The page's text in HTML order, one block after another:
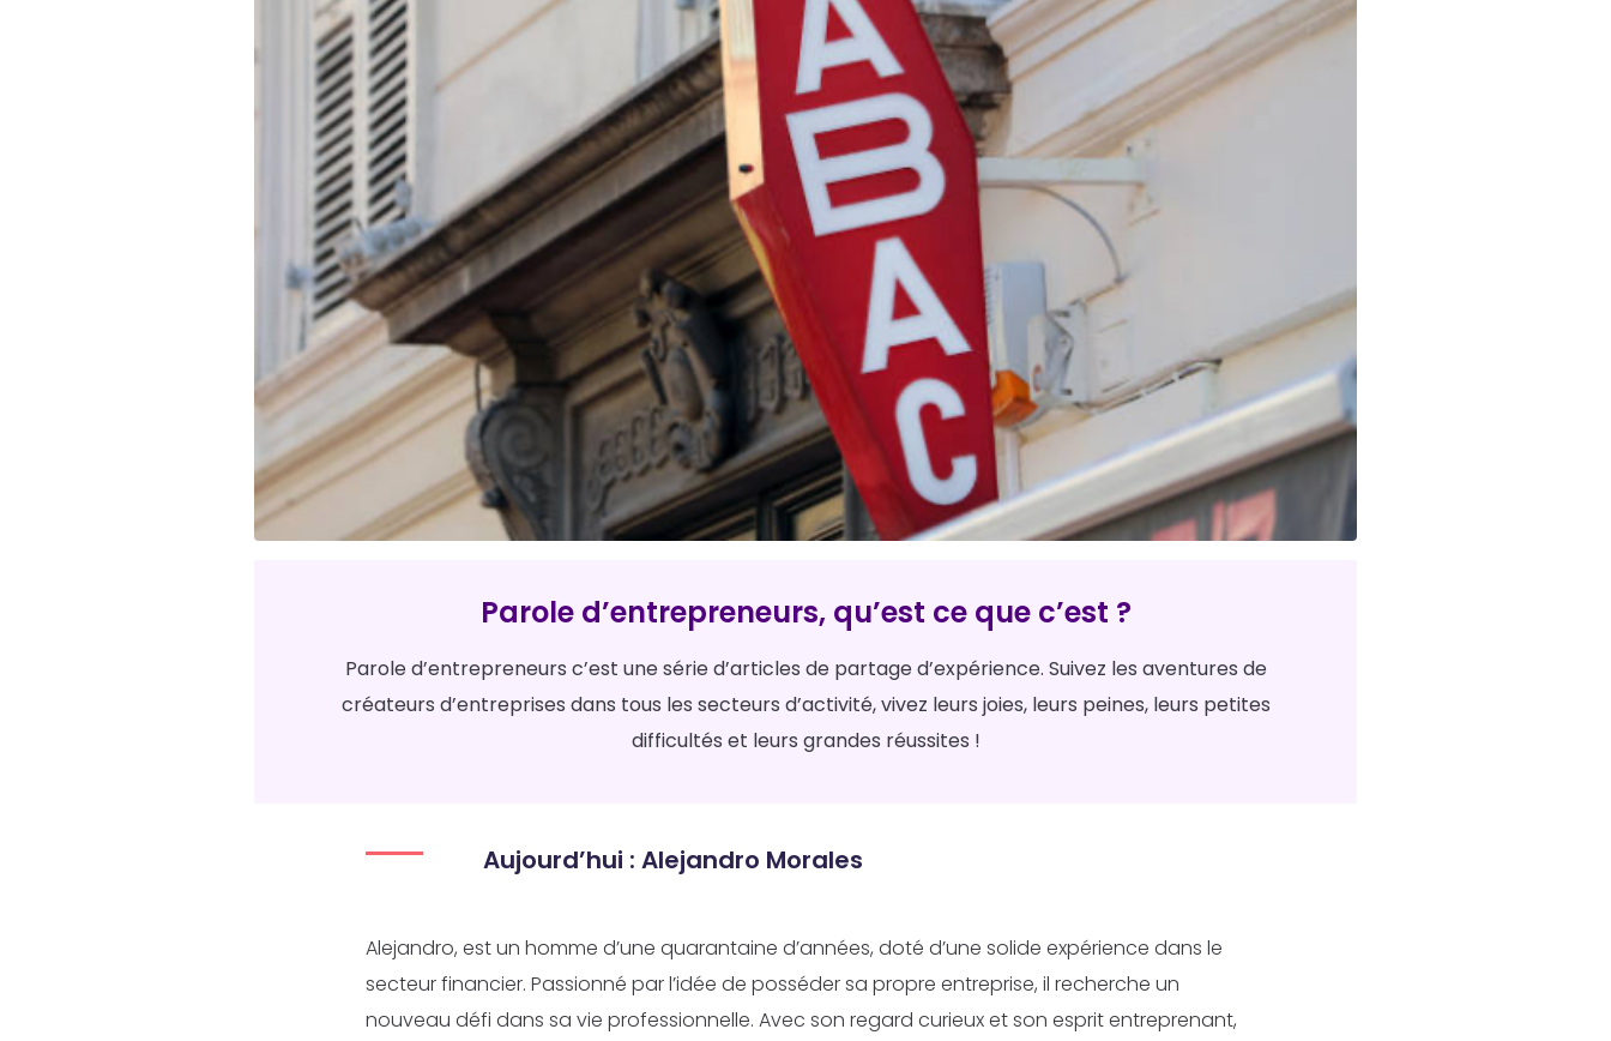
Parole d’entrepreneurs, qu’est ce que c’est ?
Parole d’entrepreneurs c’est une série d’articles de partage d’expérience. Suivez les aventures de
créateurs d’entreprises dans tous les secteurs d’activité, vivez leurs joies, leurs peines, leurs petites
difficultés et leurs grandes réussites !
Aujourd’hui : Alejandro Morales
Alejandro, est un homme d’une quarantaine d’années, doté d’une solide expérience dans le
secteur financier. Passionné par l’idée de posséder sa propre entreprise, il recherche un
nouveau défi dans sa vie professionnelle. Avec son regard curieux et son esprit entreprenant,